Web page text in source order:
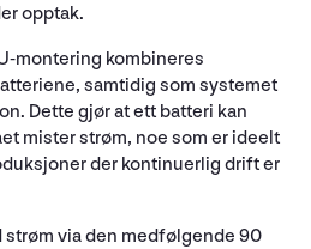
opptak.
montering kombineres
samtidig som systemet
Dette gjør at ett batteri kan
mister strøm, noe som er ideelt
der kontinuerlig drift er
strøm via den medfølgende 90